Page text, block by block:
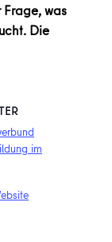
was
Die
im